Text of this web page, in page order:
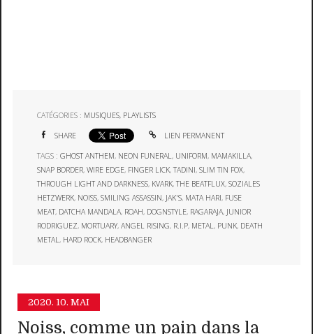
CATÉGORIES : MUSIQUES, PLAYLISTS
SHARE LIEN PERMANENT
TAGS :GHOST ANTHEM, NEON FUNERAL, UNIFORM, MAMAKILLA,
SNAP BORDER,WIRE EDGE, FINGER LICK,TADINI,SLIM TIN FOX,
THROUGH LIGHT AND DARKNESS, KVARK,THE BEATFLUX,SOZIALES
HETZWERK, NOISS,SMILING ASSASSIN, JAK'S, MATA HARI, FUSE
MEAT, DATCHA MANDALA, ROAH, DOGNSTYLE, RAGARAJA, JUNIOR
RODRIGUEZ, MORTUARY,ANGEL RISING, R.I.P, METAL, PUNK, DEATH
METAL, HARD ROCK, HEADBANGER
2020. 10. MAI
Noiss, comme un pain dans la